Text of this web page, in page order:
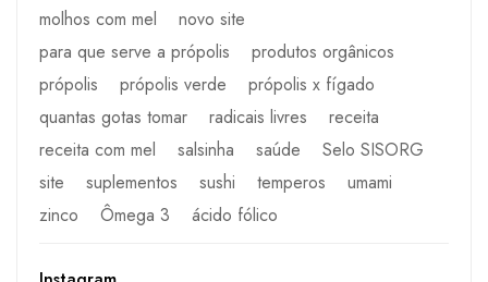
molhos com mel
novo site
para que serve a própolis
produtos orgânicos
própolis
própolis verde
própolis x fígado
quantas gotas tomar
radicais livres
receita
receita com mel
salsinha saúde
Selo SISORG
site
suplementos sushi temperos
umami
zinco
Ômega 3 ácido fólico